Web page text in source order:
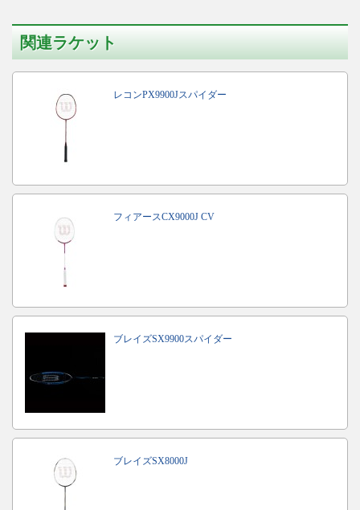
関連ラケット
レコンPX9900Jスパイダー
フィアースCX9000J CV
ブレイズSX9900スパイダー
ブレイズSX8000J